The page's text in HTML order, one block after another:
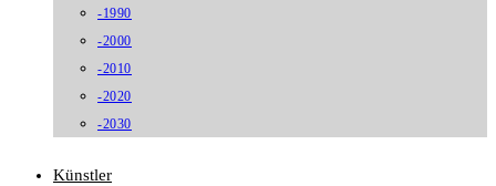
-1990
-2000
-2010
-2020
-2030
Künstler